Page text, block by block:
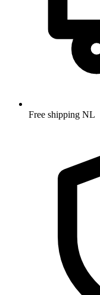
Free shipping NL